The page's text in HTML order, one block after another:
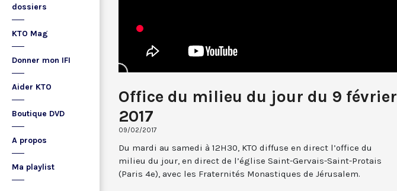
dossiers
KTO Mag
Donner mon IFI
Aider KTO
Boutique DVD
A propos
Ma playlist
Office du milieu du jour du 9 février
2017
09/02/2017
Du mardi au samedi à 12H30, KTO diffuse en direct l’office du
milieu du jour, en direct de l’église Saint-Gervais-Saint-Protais
(Paris 4e), avec les Fraternités Monastiques de Jérusalem.